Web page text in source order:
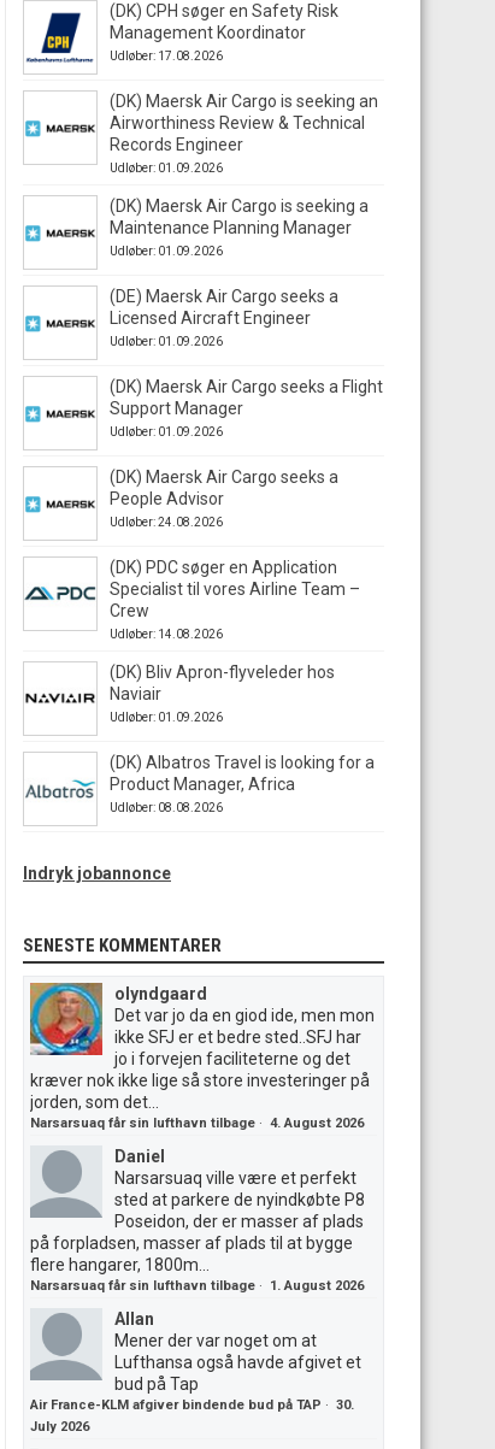
(DK) CPH søger en Safety Risk
Management Koordinator
Udløber: 17.08.2026
(DK) Maersk Air Cargo is seeking an
Airworthiness Review & Technical
Records Engineer
Udløber: 01.09.2026
(DK) Maersk Air Cargo is seeking a
Maintenance Planning Manager
Udløber: 01.09.2026
(DE) Maersk Air Cargo seeks a
Licensed Aircraft Engineer
Udløber: 01.09.2026
(DK) Maersk Air Cargo seeks a Flight
Support Manager
Udløber: 01.09.2026
(DK) Maersk Air Cargo seeks a
People Advisor
Udløber: 24.08.2026
(DK) PDC søger en Application
Specialist til vores Airline Team –
Crew
Udløber: 14.08.2026
(DK) Bliv Apron-flyveleder hos
Naviair
Udløber: 01.09.2026
(DK) Albatros Travel is looking for a
Product Manager, Africa
Udløber: 08.08.2026
Indryk jobannonce
SENESTE KOMMENTARER
olyndgaard
Det var jo da en giod ide, men mon
ikke SFJ er et bedre sted..SFJ har
jo i forvejen faciliteterne og det
kræver nok ikke lige så store investeringer på
jorden, som det...
Narsarsuaq får sin lufthavn tilbage · 4. August 2026
Daniel
Narsarsuaq ville være et perfekt
sted at parkere de nyindkøbte P8
Poseidon, der er masser af plads
på forpladsen, masser af plads til at bygge
flere hangarer, 1800m...
Narsarsuaq får sin lufthavn tilbage · 1. August 2026
Allan
Mener der var noget om at
Lufthansa også havde afgivet et
bud på Tap
Air France-KLM afgiver bindende bud på TAP · 30.
July 2026